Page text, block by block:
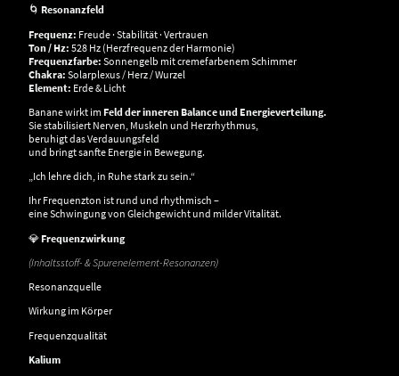
🌀 Resonanzfeld
Frequenz: Freude · Stabilität · Vertrauen
Ton / Hz: 528 Hz (Herzfrequenz der Harmonie)
Frequenzfarbe: Sonnengelb mit cremefarbenem Schimmer
Chakra: Solarplexus / Herz / Wurzel
Element: Erde & Licht
Banane wirkt im Feld der inneren Balance und Energieverteilung.
Sie stabilisiert Nerven, Muskeln und Herzrhythmus,
beruhigt das Verdauungsfeld
und bringt sanfte Energie in Bewegung.
„Ich lehre dich, in Ruhe stark zu sein.“
Ihr Frequenzton ist rund und rhythmisch –
eine Schwingung von Gleichgewicht und milder Vitalität.
💎 Frequenzwirkung
(Inhaltsstoff- & Spurenelement-Resonanzen)
Resonanzquelle
Wirkung im Körper
Frequenzqualität
Kalium